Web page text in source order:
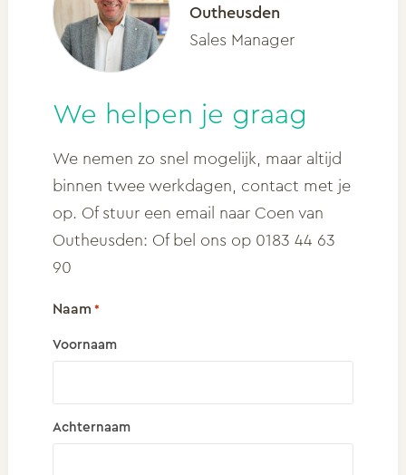
Outheusden
Sales Manager
We helpen je graag
We nemen zo snel mogelijk, maar altijd
binnen twee werkdagen, contact met je
op. Of stuur een email naar Coen van
Outheusden: Of bel ons op 0183 44 63
90
Naam *
Voornaam
Achternaam